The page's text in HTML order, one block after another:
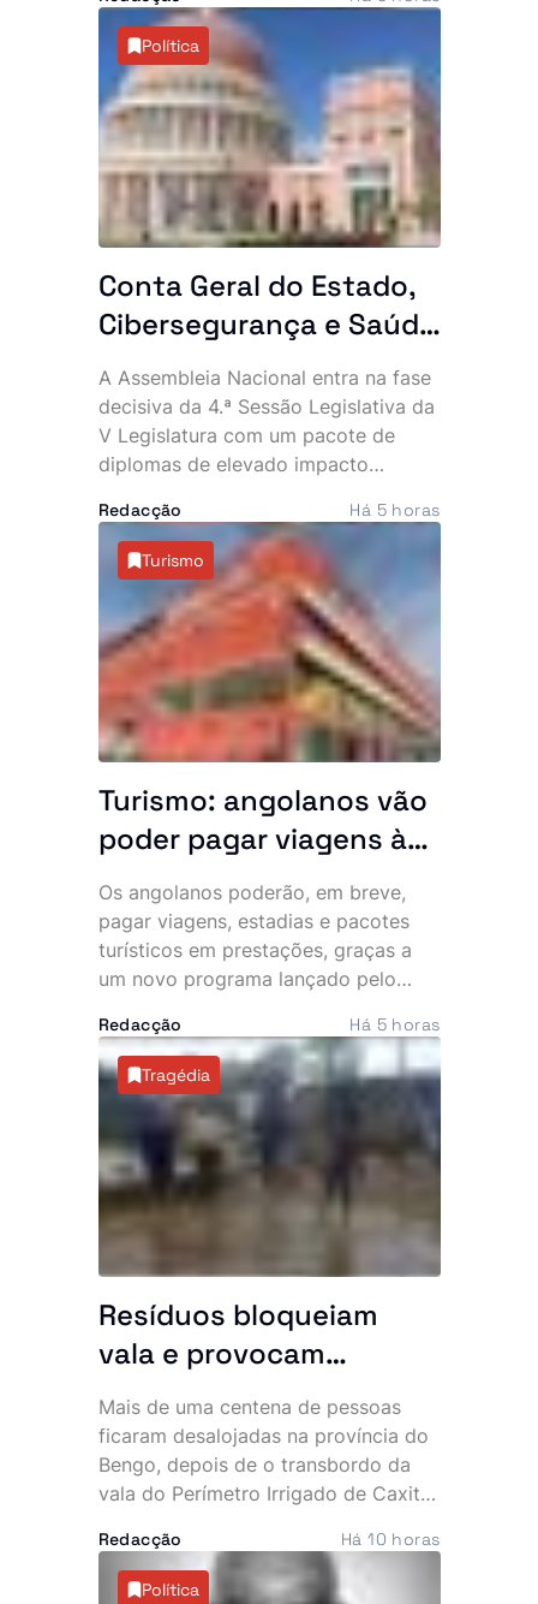
detenção de 10 suspeitos, entre os
quais dois cidadãos chineses. A
acção permitiu ainda apreender
maquinaria pesada e vários
equipamentos utilizados na
actividade clandestina.
Política
Conta Geral do Estado,
Cibersegurança e Saúde
na agenda das últimas
plenárias
A Assembleia Nacional entra na fase
decisiva da 4.ª Sessão Legislativa da
V Legislatura com um pacote de
diplomas de elevado impacto
12 e 14 de Agosto, os deputados vão
apreciar a Conta Geral do Estado de
2024, votar leis estruturantes e
decidir matérias ligadas à
organização eleitoral e à cooperação
internacional.
Redacção Há 5 horas
Turismo
Turismo: angolanos vão
poder pagar viagens às
prestações
Os angolanos poderão, em breve,
pagar viagens, estadias e pacotes
turísticos em prestações, graças a
um novo programa lançado pelo
pretende tornar o turismo interno
mais acessível e impulsionar o
sector. A primeira fase da iniciativa
arrancou com a integração de
operadores turísticos no novo
sistema de pagamento.
Redacção Há 5 horas
Tragédia
Resíduos bloqueiam
vala e provocam
inundação que
desalojou mais de 100
pessoas
Mais de uma centena de pessoas
ficaram desalojadas na província do
Bengo, depois de o transbordo da
vala do Perímetro Irrigado de Caxito
zona da Quinjamba, município do
Dande. A falta de desassoreamento e
Redacção Há 10 horas
Política